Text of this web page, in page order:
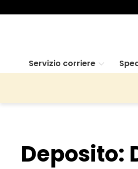
Servizio corriere
Deposito: